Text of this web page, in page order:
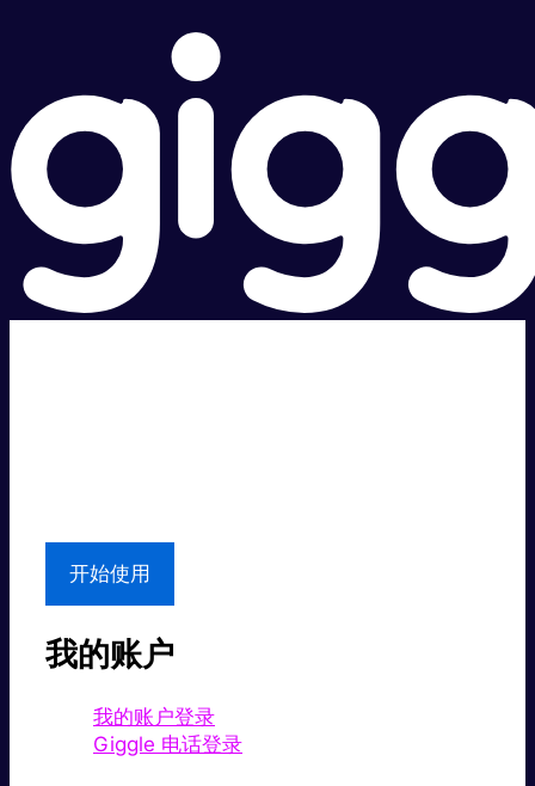
开始使用
我的账户
我的账户登录
Giggle 电话登录